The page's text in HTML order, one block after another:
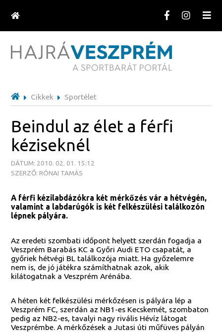
Cikkek Sportélet
Beindul az élet a férfi
kéziseknél
DÁTUM: 2010. 02. 01. 15:12
SZERZŐ: RÓNAI TAMÁS
A férfi kézilabdázókra két mérkőzés vár a hétvégén,
valamint a labdarúgók is két felkészülési találkozón
lépnek pályára.
Az eredeti szombati időpont helyett szerdán fogadja a
Veszprém Barabás KC a Győri Audi ETO csapatát, a
győriek hétvégi BL találkozója miatt. Ha győzelemre
nem is, de jó játékra számíthatnak azok, akik
kilátogatnak a Veszprém Arénába.
A héten két felkészülési mérkőzésen is pályára lép a
Veszprém FC, szerdán az NB1-es Kecskemét, szombaton
pedig az NB2-es, tavalyi nagy rivális Hévíz látogat
Veszprémbe. A mérkőzések a Jutasi úti műfüves pályán